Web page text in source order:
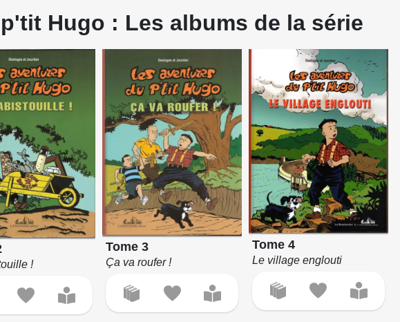
Hugo : Les albums de la série
!
Tome 3
Ça va roufer !
Tome 4
Le village englouti